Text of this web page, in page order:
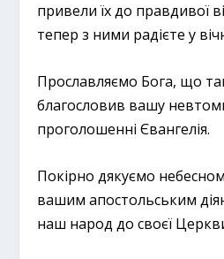
привели їх до правдивої
тепер з ними радієте у
Прославляємо Бога, що
благословив вашу
проголошенні Євангелія.
Покірно дякуємо
вашим апостольським
наш народ до своєї